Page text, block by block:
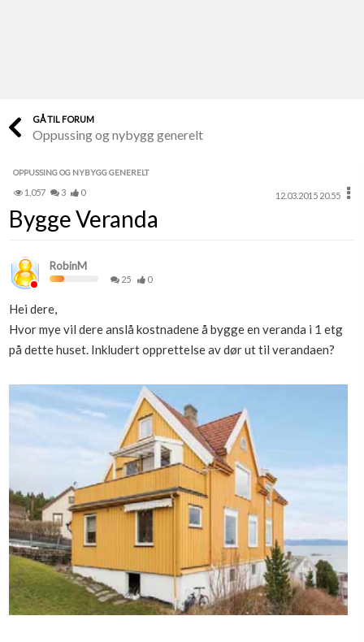
Finn håndverkere
Papirer som mangler
Skaff dokumentasjon som mangler
Kundeservice
Få svar på det du lurer på
Kom i gang med Boligmappa
Se din bolig? Klikk her
Boligmappa+
Få mer ut av Boligmappa
GÅ TIL FORUM
Oppussing og nybygg generelt
OPPUSSING OG NYBYGG GENERELT
1,057 3 0 12.03.2015 20.55
Bygge Veranda
RobinM
25 0
Hei dere,
Hvor mye vil dere anslå kostnadene å bygge en veranda i 1 etg
på dette huset. Inkludert opprettelse av dør ut til verandaen?